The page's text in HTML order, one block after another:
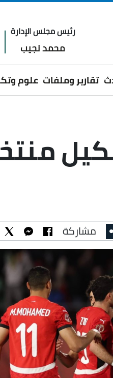
رئيس مجلس الإدارة
محمد نجيب
تقارير وملفات علوم
مشاركة